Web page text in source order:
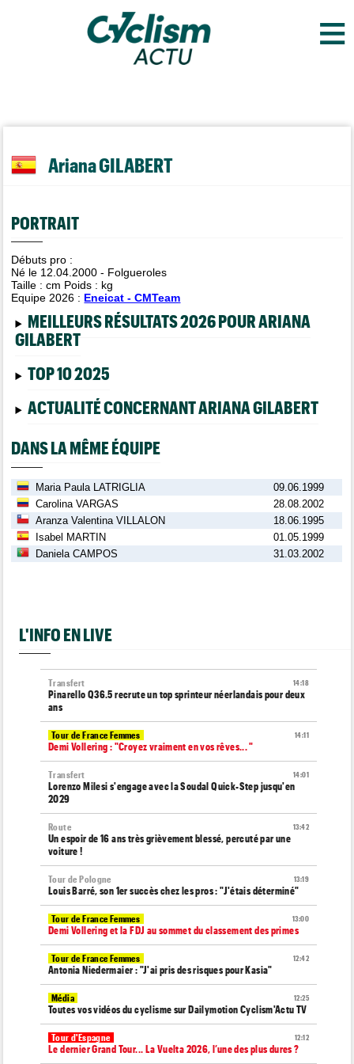
≡
Ariana GILABERT
PORTRAIT
Débuts pro :
Né le 12.04.2000 - Folgueroles
Taille :cm Poids : kg
Equipe 2026 : Eneicat - CMTeam
MEILLEURS RÉSULTATS 2026 POUR ARIANA
GILABERT
TOP 10 2025
ACTUALITÉ CONCERNANT ARIANA GILABERT
DANS LA MÊME ÉQUIPE
Maria Paula LATRIGLIA
09.06.1999
Carolina VARGAS
28.08.2002
Aranza Valentina VILLALON
18.06.1995
Isabel MARTIN
01.05.1999
Daniela CAMPOS
31.03.2002
L'INFO EN LIVE
14:18
Transfert
Pinarello Q36.5 recrute un top sprinteur néerlandais pour deux
ans
14:11
Tour de France Femmes
Demi Vollering : "Croyez vraiment en vos rêves... "
14:01
Transfert
Lorenzo Milesi s'engage avec la Soudal Quick-Step jusqu'en
2029
13:42
Route
Un espoir de 16 ans très grièvement blessé, percuté par une
voiture !
13:19
Tour de Pologne
Louis Barré, son 1er succès chez les pros : "J'étais déterminé"
13:00
Tour de France Femmes
Demi Vollering et la FDJ au sommet du classement des primes
12:42
Tour de France Femmes
Antonia Niedermaier : "J'ai pris des risques pour Kasia"
12:25
Média
Toutes vos vidéos du cyclisme sur Dailymotion Cyclism'Actu TV
12:12
Tour d'Espagne
Le dernier Grand Tour... La Vuelta 2026, l’une des plus dures ?